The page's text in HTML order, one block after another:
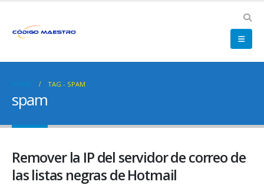
HOME TAG - SPAM
spam
Remover la IP del servidor de correo de
las listas negras de Hotmail